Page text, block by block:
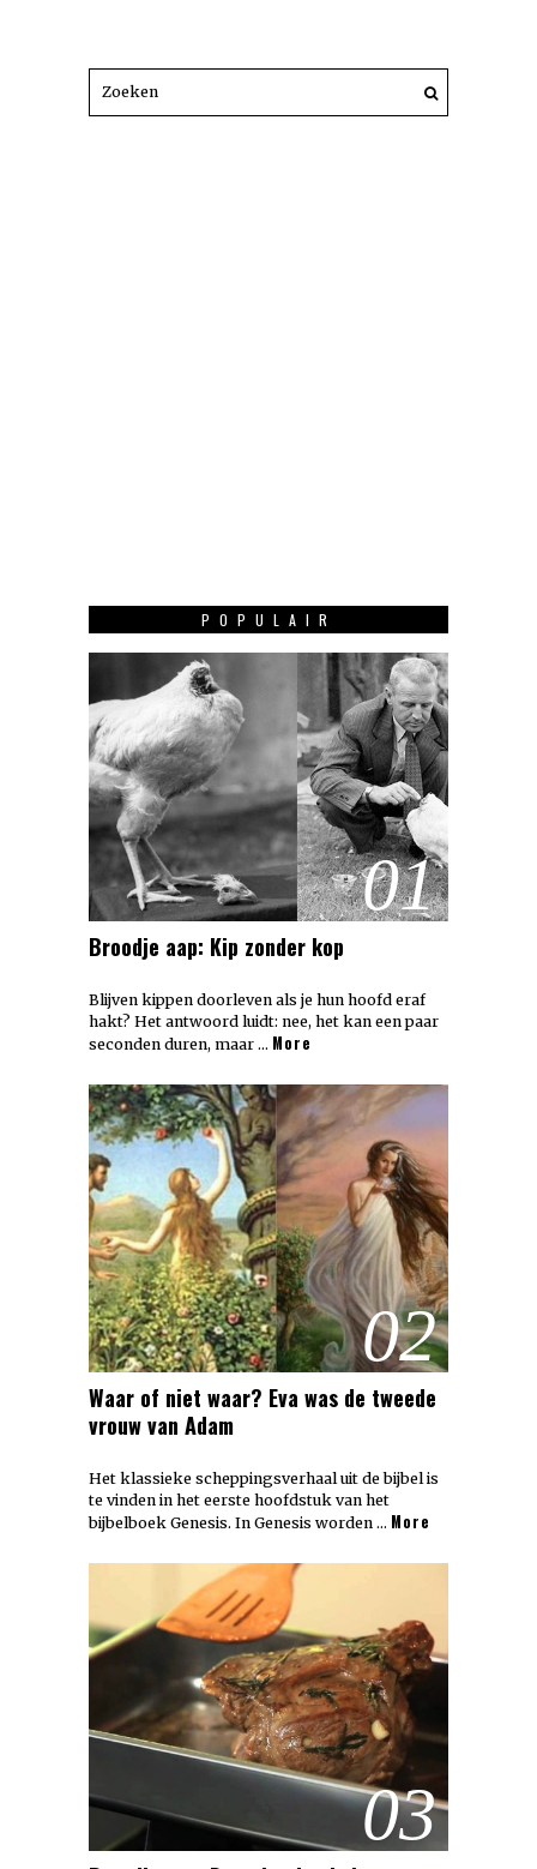
POPULAIR
01
Broodje aap: Kip zonder kop
Blijven kippen doorleven als je hun hoofd eraf
hakt? Het antwoord luidt: nee, het kan een paar
seconden duren, maar … More
02
Waar of niet waar? Eva was de tweede
vrouw van Adam
Het klassieke scheppingsverhaal uit de bijbel is
te vinden in het eerste hoofdstuk van het
bijbelboek Genesis. In Genesis worden … More
03